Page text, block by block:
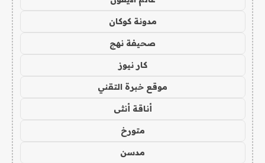
مدونة كوكان
صحيفة نهج
كار نيوز
موقع خبرة التقني
أناقة أنثى
متورخ
مدسن